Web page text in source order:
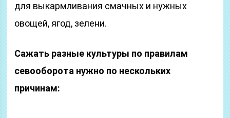
для выкармливания смачных и нужных
овощей, ягод, зелени.
Сажать разные культуры по правилам
севооборота нужно по нескольких
причинам: